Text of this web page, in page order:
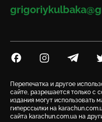
Email
Посилання на Facebook
Посилання наПосилання
Перепечатка и другое
сайте, разрешается только с
издания могут использовать
гиперссылки на
сайта karachun.com.ua на